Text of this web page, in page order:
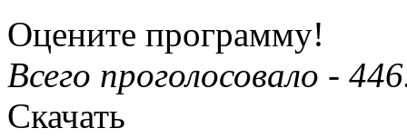
Оцените программу!
Всего проголосовало - 446
Скачать